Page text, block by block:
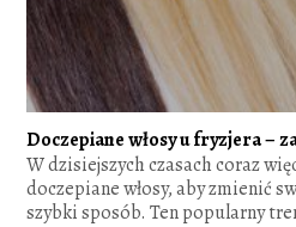
Doczepiane włosy u fryzjera –
W dzisiejszych czasach coraz
doczepiane włosy, aby zmienić
szybki sposób. Ten popularny